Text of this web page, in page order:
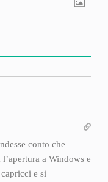
conto che
a Windows e
e si